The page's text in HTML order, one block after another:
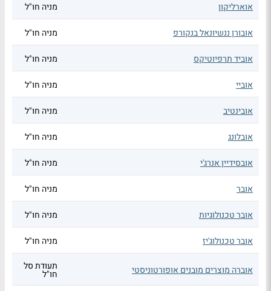
אוארליקון מניה חו"ל
אובורן ננשיונאל בנקורפ מניה חו"ל
אוביד תרפיוטיקס מניה חו"ל
אוביי מניה חו"ל
אובינטיב מניה חו"ל
אובלונג מניה חו"ל
אובסידיין אנרג'י מניה חו"ל
אובר מניה חו"ל
אובר טכנולוגיות מניה חו"ל
אובר טכנולוג'יז מניה חו"ל
אוברה מוצרים מובנים אופורטוניסטי תעודת סל
חו"ל